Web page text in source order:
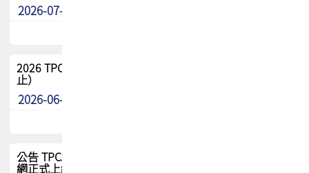
2026-07-08
2026 TPCA健康盃保齡球聯誼賽 熱烈報名中（8/3報名截
止）
2026-06-29
公告 TPCA 台灣電路板協會官網將迎來新面貌，7/1 新官
網正式上線！